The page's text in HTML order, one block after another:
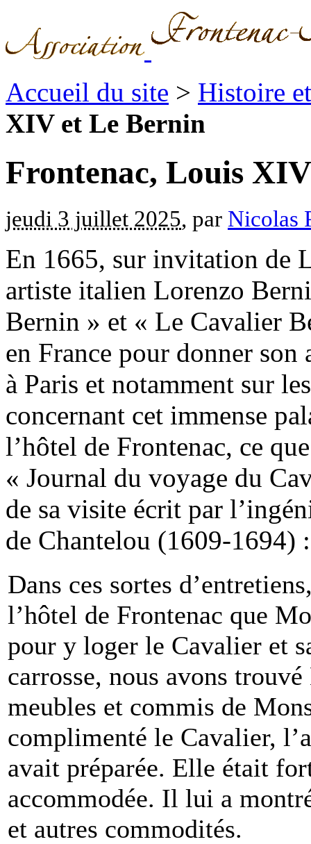
Accueil du site > Histoire
XIV et Le Bernin
Frontenac, Louis
jeudi 3 juillet 2025, par Nicolas
En 1665, sur invitation de
artiste italien Lorenzo
Bernin » et « Le Cavalier
en France pour donner
à Paris et notamment sur
concernant cet immense
l’hôtel de Frontenac, ce
« Journal du voyage du
de sa visite écrit par
de Chantelou (1609-1694) :
Dans ces sortes
l’hôtel de Frontenac que
pour y loger le Cavalier et
carrosse, nous avons
meubles et commis de
complimenté le Cavalier,
avait préparée. Elle était
accommodée. Il lui a
et autres commodités.